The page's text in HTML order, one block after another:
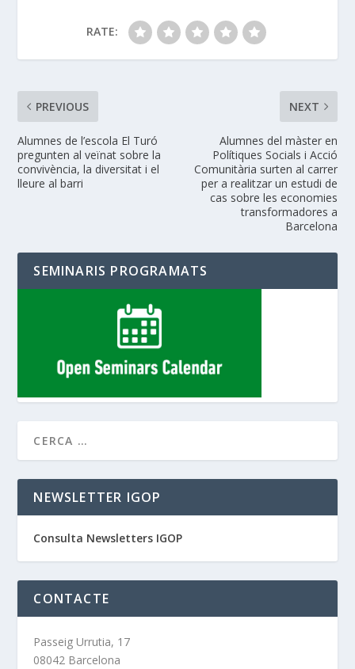
RATE:
PREVIOUS
Alumnes de l’escola El Turó
pregunten al veïnat sobre la
convivència, la diversitat i el
lleure al barri
NEXT
Alumnes del màster en
Polítiques Socials i Acció
Comunitària surten al carrer
per a realitzar un estudi de
cas sobre les economies
transformadores a
Barcelona
SEMINARIS PROGRAMATS
NEWSLETTER IGOP
Consulta Newsletters IGOP
CONTACTE
Passeig Urrutia, 17
08042 Barcelona